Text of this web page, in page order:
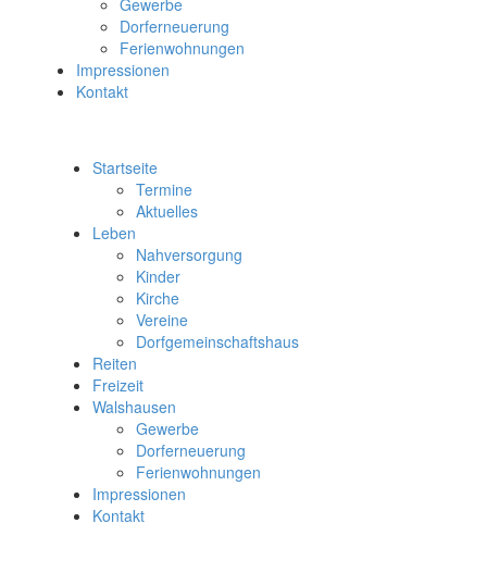
Gewerbe
Dorferneuerung
Ferienwohnungen
Impressionen
Kontakt
Startseite
Termine
Aktuelles
Leben
Nahversorgung
Kinder
Kirche
Vereine
Dorfgemeinschaftshaus
Reiten
Freizeit
Walshausen
Gewerbe
Dorferneuerung
Ferienwohnungen
Impressionen
Kontakt